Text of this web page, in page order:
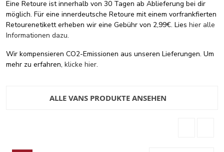
Eine Retoure ist innerhalb von 30 Tagen ab Ablieferung bei dir
möglich. Für eine innerdeutsche Retoure mit einem vorfrankfierten
Retourenetikett erheben wir eine Gebühr von 2,99€. Lies hier alle
Informationen dazu.
Wir kompensieren CO2-Emissionen aus unseren Lieferungen. Um
mehr zu erfahren, klicke hier.
ALLE VANS PRODUKTE ANSEHEN